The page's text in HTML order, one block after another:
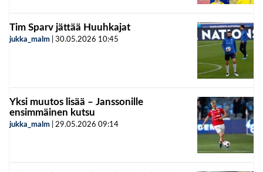
Tim Sparv jättää Huuhkajat
jukka_malm 30.05.2026 10:45
Yksi muutos lisää – Janssonille
ensimmäinen kutsu
jukka_malm 29.05.2026 09:14